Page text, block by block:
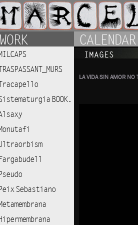
WORK
BOOK.
Sebastiano
CALENDAR
IMAGES
LA VIDA SIN AMOR